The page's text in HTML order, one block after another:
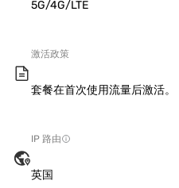
5G/4G/LTE
激活政策
套餐在首次使用流量后激活。
IP 路由
英国